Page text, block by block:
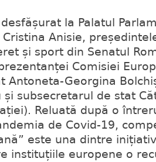
la Palatul
Anisie,
și sport din Senatul
Comisiei
Antoneta-Georgina
și subsecretarul de stat
Reluată după o
de Covid-19,
este una dintre
instituțiile europene o